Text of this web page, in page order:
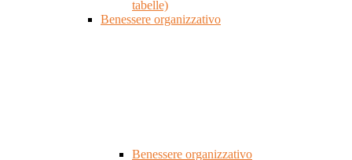
tabelle)
Benessere organizzativo
Benessere organizzativo